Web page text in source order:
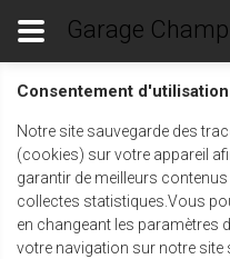
Consentement
Notre site sauvegarde des
(cookies) sur votre appareil
garantir de meilleurs contenus
collectes statistiques.Vous
en changeant les paramètres
votre navigation sur notre